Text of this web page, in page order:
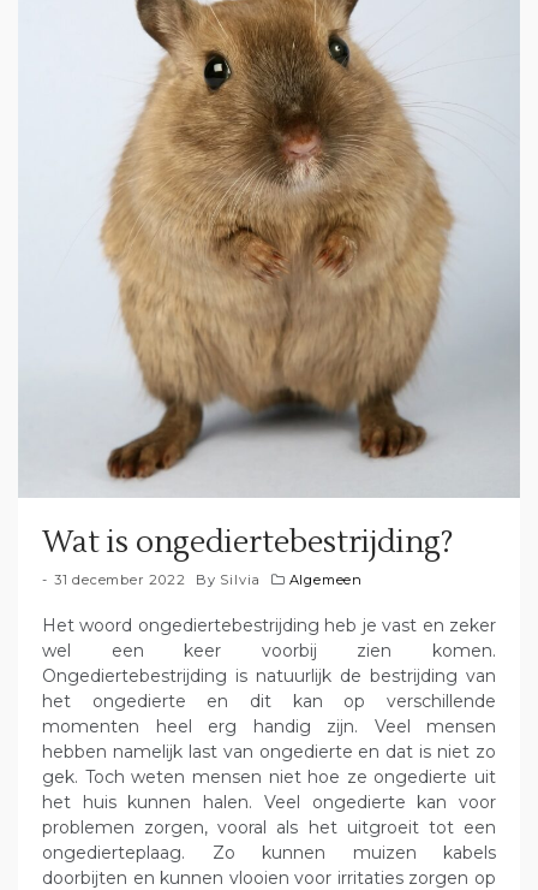
Wat is ongediertebestrijding?
31 december 2022 By Silvia Algemeen
Het woord ongediertebestrijding heb je vast en zeker
wel een keer voorbij zien komen.
Ongediertebestrijding is natuurlijk de bestrijding van
het ongedierte en dit kan op verschillende
momenten heel erg handig zijn. Veel mensen
hebben namelijk last van ongedierte en dat is niet zo
gek. Toch weten mensen niet hoe ze ongedierte uit
het huis kunnen halen. Veel ongedierte kan voor
problemen zorgen, vooral als het uitgroeit tot een
ongedierteplaag. Zo kunnen muizen kabels
doorbijten en kunnen vlooien voor irritaties zorgen op